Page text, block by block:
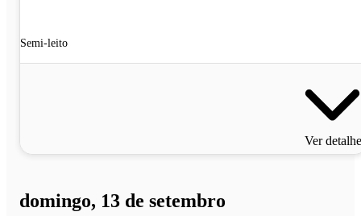
Semi-leito
Ver
domingo, 13 de setembro